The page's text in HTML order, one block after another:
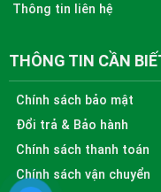
Thông tin liên hệ
THÔNG TIN CẦN
Chính sách bảo mật
Đổi trả & Bảo hành
Chính sách thanh toán
Chính sách vận chuyển